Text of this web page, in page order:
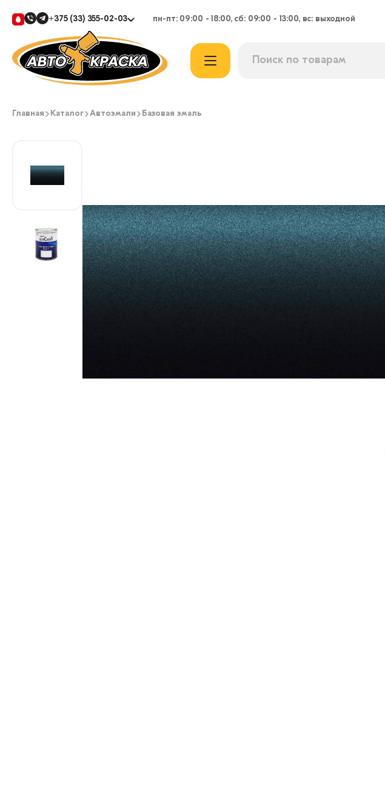
+375 (33) 355-02-03 пн-пт: 09:00 - 18:00, сб: 09:00 - 13:00, вс: выходной
Главная Каталог Автоэмали Базовая эмаль